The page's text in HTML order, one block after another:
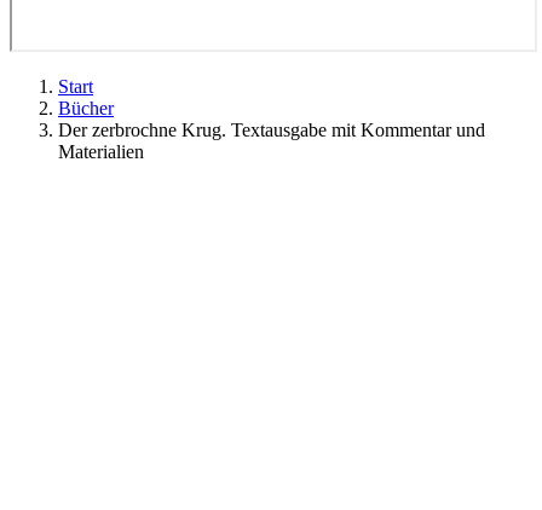
Start
Bücher
Der zerbrochne Krug. Textausgabe mit Kommentar und
Materialien